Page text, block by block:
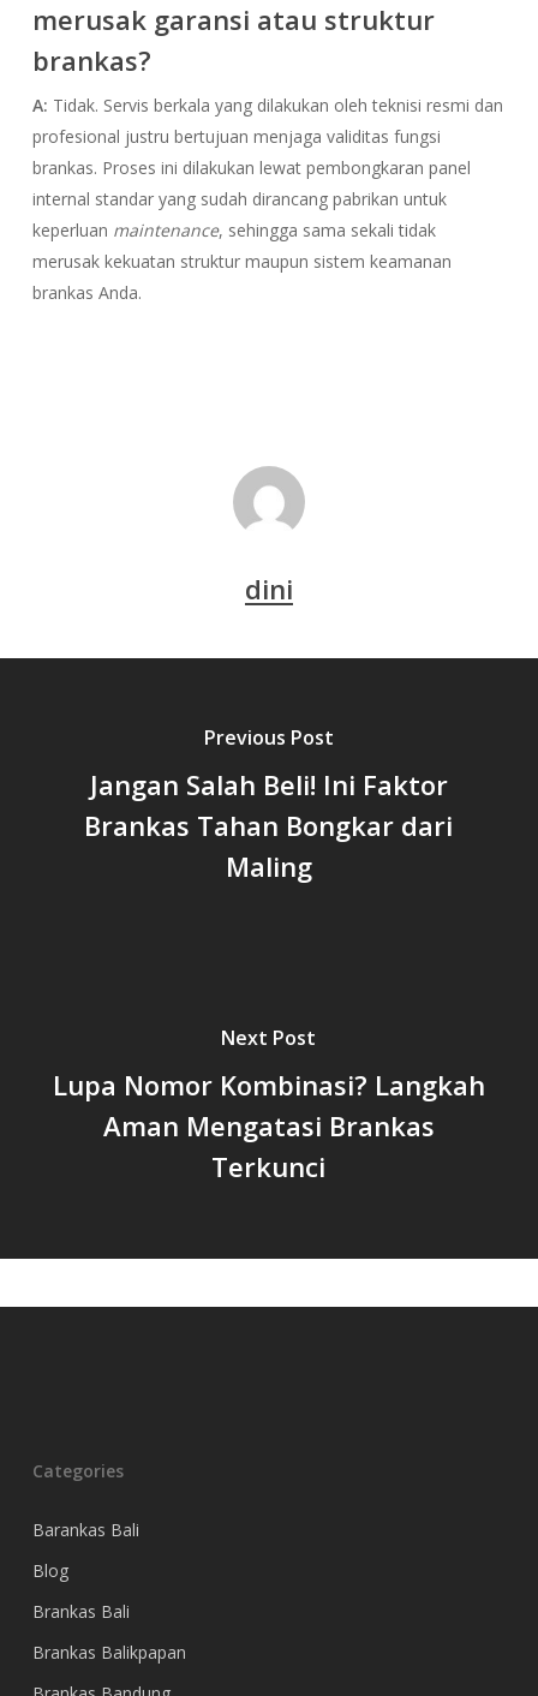
merusak garansi atau struktur
brankas?
A: Tidak. Servis berkala yang dilakukan oleh teknisi resmi dan
profesional justru bertujuan menjaga validitas fungsi
brankas. Proses ini dilakukan lewat pembongkaran panel
internal standar yang sudah dirancang pabrikan untuk
keperluan maintenance, sehingga sama sekali tidak
merusak kekuatan struktur maupun sistem keamanan
brankas Anda.
dini
Previous Post
Jangan Salah Beli! Ini Faktor
Brankas Tahan Bongkar dari
Maling
Next Post
Lupa Nomor Kombinasi? Langkah
Aman Mengatasi Brankas
Terkunci
Categories
Barankas Bali
Blog
Brankas Bali
Brankas Balikpapan